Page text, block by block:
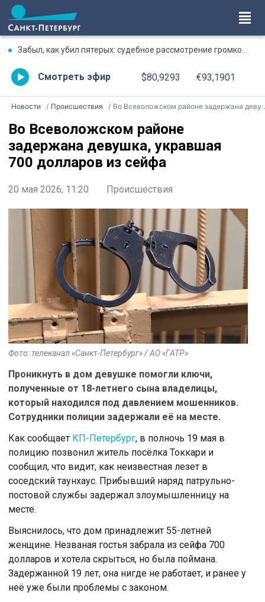
Забыл, как убил пятерых: судебное рассмотрение громкого дела о массовом убийстве в Липной Горке приостановлено
Смотреть эфир $80,9293 €93,1901
Новости Происшествия Во Всеволожском районе задержана девушка, укравшая 700 долларов из сейфа
Во Всеволожском районе
задержана девушка, укравшая
700 долларов из сейфа
20 мая 2026, 11:20 Происшествия
Фото: телеканал «Санкт-Петербург» / АО «ГАТР»
Проникнуть в дом девушке помогли ключи,
полученные от 18-летнего сына владелицы,
который находился под давлением мошенников.
Сотрудники полиции задержали её на месте.
Как сообщает КП-Петербург, в полночь 19 мая в
полицию позвонил житель посёлка Токкари и
сообщил, что видит, как неизвестная лезет в
соседский таунхаус. Прибывший наряд патрульно-
постовой службы задержал злоумышленницу на
месте.
Выяснилось, что дом принадлежит 55-летней
женщине. Незваная гостья забрала из сейфа 700
долларов и хотела скрыться, но была поймана.
Задержанной 19 лет, она нигде не работает, и ранее у
неё уже были проблемы с законом.